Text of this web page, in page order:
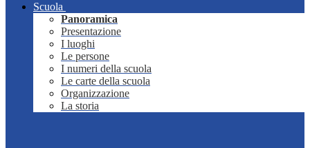
Scuola
Panoramica
Presentazione
I luoghi
Le persone
I numeri della scuola
Le carte della scuola
Organizzazione
La storia